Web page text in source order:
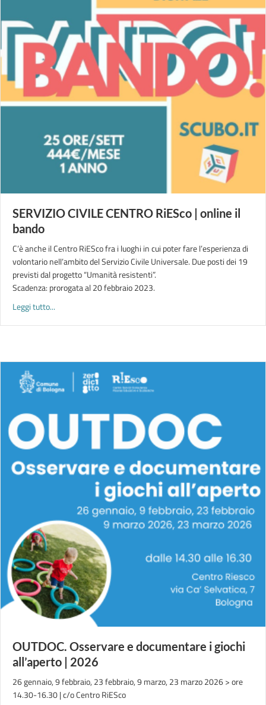
SERVIZIO CIVILE CENTRO RiESco | online il
bando
C’è anche il Centro RiESco fra i luoghi in cui poter fare l’esperienza di
volontario nell’ambito del Servizio Civile Universale. Due posti dei 19
previsti dal progetto “Umanità resistenti”.
Scadenza: prorogata al 20 febbraio 2023.
Leggi tutto...
OUTDOC. Osservare e documentare i giochi
all’aperto | 2026
26 gennaio, 9 febbraio, 23 febbraio, 9 marzo, 23 marzo 2026 > ore
14.30-16.30 | c/o Centro RiESco